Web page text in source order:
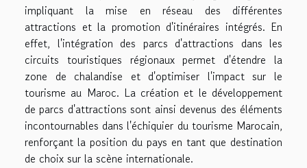
impliquant la mise en réseau des différentes
attractions et la promotion d'itinéraires intégrés. En
effet, l'intégration des parcs d'attractions dans les
circuits touristiques régionaux permet d'étendre la
zone de chalandise et d'optimiser l'impact sur le
tourisme au Maroc. La création et le développement
de parcs d'attractions sont ainsi devenus des éléments
incontournables dans l'échiquier du tourisme Marocain,
renforçant la position du pays en tant que destination
de choix sur la scène internationale.